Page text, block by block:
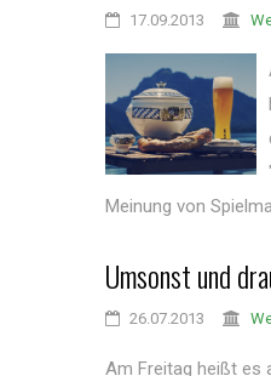
17.09.2013
Meinung von
Umsonst und
26.07.2013
Am Freitag heißt es